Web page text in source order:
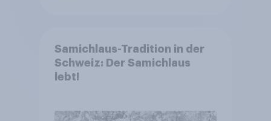
Samichlaus-Tradition in der
Schweiz: Der Samichlaus
lebt!